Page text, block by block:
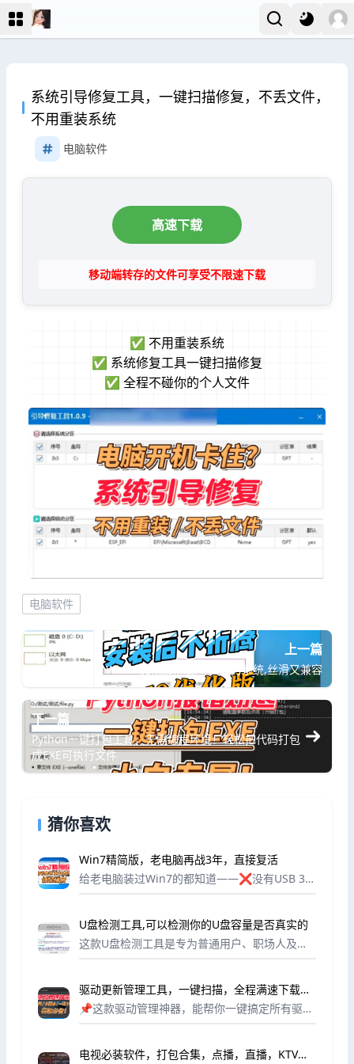
系统引导修复工具，一键扫描修复，不丢文件，
不用重装系统
电脑软件
高速下载
移动端转存的文件可享受不限速下载
✅ 不用重装系统
✅ 系统修复工具一键扫描修复
✅ 全程不碰你的个人文件
电脑软件
上一篇
Win10优化流畅版,可当主力系统,丝滑又兼容
下一篇
Python一键打包工具，无需编程环境！轻松把代码打包
成EXE可执行文件
猜你喜欢
Win7精简版，老电脑再战3年，直接复活
给老电脑装过Win7的都知道——❌没有USB 3.0
次性解决所有痛点：🔹 自带Intel/...
U盘检测工具,可以检测你的U盘容量是否真实的
这款U盘检测工具是专为普通用户、职场人及数
护数据安全。市场上不少劣质U盘通过篡改固
件，将小...
驱动更新管理工具，一键扫描，全程满速下载无
限制，装机必备！
📌这款驱动管理神器，能帮你一键搞定所有驱动
所有驱动，无需逐个手动操作💾 备份还原：重
电视必装软件，打包合集，点播，直播，KTV样